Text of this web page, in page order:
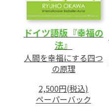
ドイツ語版『幸福の
法』
人間を幸福にする四つ
の原理
2,500円(税込)
ペーパーバック